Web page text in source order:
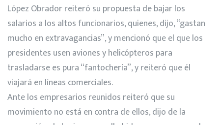
López Obrador reiteró su propuesta de bajar los
salarios a los altos funcionarios, quienes, dijo, “gastan
mucho en extravagancias”, y mencionó que el que los
presidentes usen aviones y helicópteros para
trasladarse es pura “fantochería”, y reiteró que él
viajará en líneas comerciales.
Ante los empresarios reunidos reiteró que su
movimiento no está en contra de ellos, dijo de la